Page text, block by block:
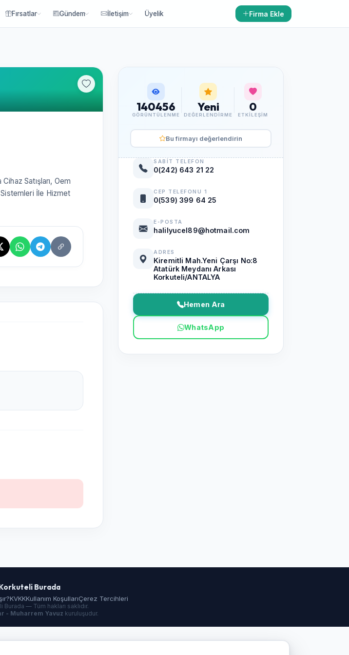
Fırsatlar Gündem İletişim Üyelik Firma Ekle
Satışları, Oem
İle Hizmet
140456
GÖRÜNTÜLENME
Yeni
DEĞERLENDIRME
0
ETKILEŞIM
Bu firmayı değerlendirin
SABIT TELEFON
0(242) 643 21 22
CEP TELEFONU 1
0(539) 399 64 25
E-POSTA
halilyucel89@hotmail.com
ADRES
Kiremitli Mah.Yeni Çarşı No:8
Atatürk Meydanı Arkası
Korkuteli/ANTALYA
Hemen Ara
WhatsApp
Burada
KVKKKullanım KoşullarıÇerez Tercihleri
— Tüm hakları saklıdır.
- Muharrem Yavuz kuruluşudur.